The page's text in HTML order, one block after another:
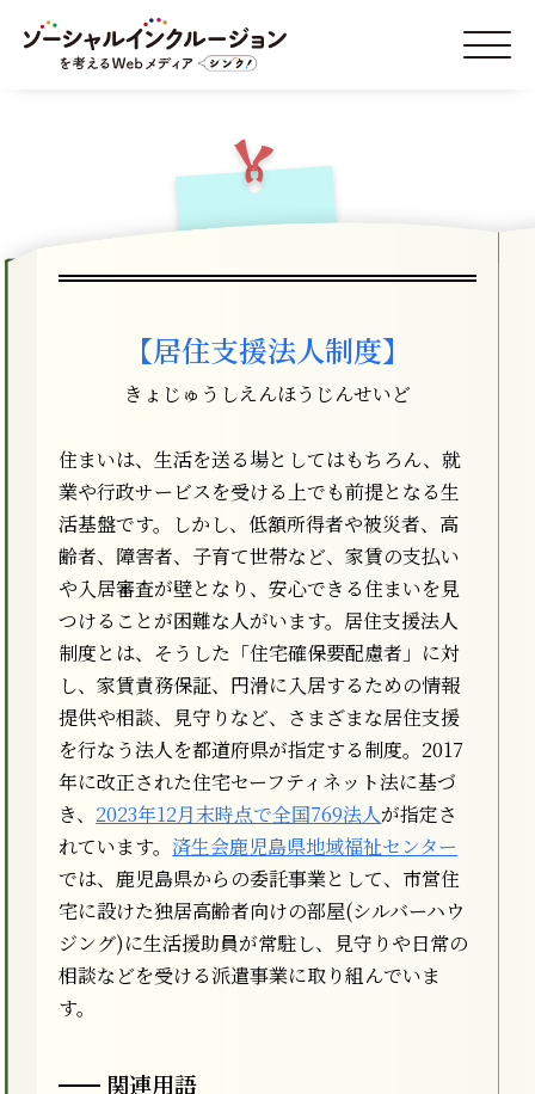
【居住支援法人制度】
きょじゅうしえんほうじんせいど
住まいは、生活を送る場としてはもちろん、就
業や行政サービスを受ける上でも前提となる生
活基盤です。しかし、低額所得者や被災者、高
齢者、障害者、子育て世帯など、家賃の支払い
や入居審査が壁となり、安心できる住まいを見
つけることが困難な人がいます。居住支援法人
制度とは、そうした「住宅確保要配慮者」に対
し、家賃責務保証、円滑に入居するための情報
提供や相談、見守りなど、さまざまな居住支援
を行なう法人を都道府県が指定する制度。2017
年に改正された住宅セーフティネット法に基づ
き、 2023年12月末時点で全国769法人が指定さ
れています。済生会鹿児島県地域福祉センター
では、鹿児島県からの委託事業として、市営住
宅に設けた独居高齢者向けの部屋(シルバーハウ
ジング)に生活援助員が常駐し、見守りや日常の
相談などを受ける派遣事業に取り組んでいま
す。
関連用語